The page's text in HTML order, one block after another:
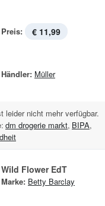
Preis: € 11,99
Händler: Müller
leider nicht mehr verfügbar.
dm drogerie markt, BIPA,
Wild Flower EdT
Marke: Betty Barclay